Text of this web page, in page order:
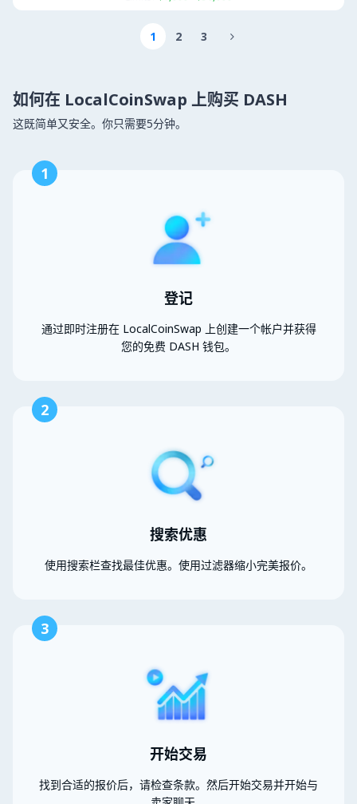
1 2 3 
如何在 LocalCoinSwap 上购买 DASH
这既简单又安全。你只需要5分钟。
1
登记
通过即时注册在 LocalCoinSwap 上创建一个帐户并获得
您的免费 DASH 钱包。
2
搜索优惠
使用搜索栏查找最佳优惠。使用过滤器缩小完美报价。
3
开始交易
找到合适的报价后，请检查条款。然后开始交易并开始与